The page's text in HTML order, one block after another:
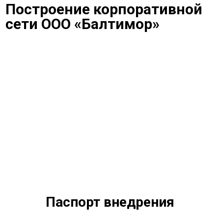
Построение корпоративной
сети ООО «Балтимор»
Паспорт внедрения